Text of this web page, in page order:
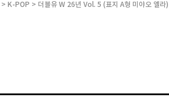
> K-POP > 더블유 W 26년 Vol. 5 (표지 A형 미야오 엘라)